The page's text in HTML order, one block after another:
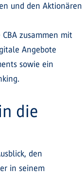
und den Aktionären
zusammen mit
Angebote
sowie ein
die
den
in seinem